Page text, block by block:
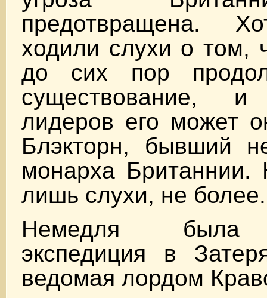
предотвращена.
ходили слухи о том,
до сих пор
существование,
лидеров его может
Блэкторн, бывший
монарха
лишь слухи, не более.
Немедля была
экспедиция в
ведомая лордом